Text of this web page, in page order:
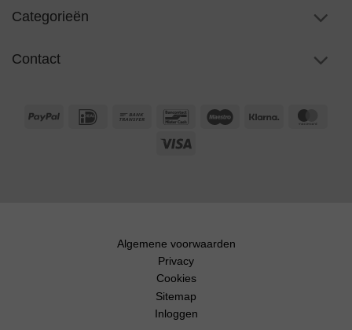
Categorieën
Contact
PayPal IDeal
Bank
BancontactMaestro Klarna
Algemene voorwaarden
Privacy
Cookies
Sitemap
Inloggen